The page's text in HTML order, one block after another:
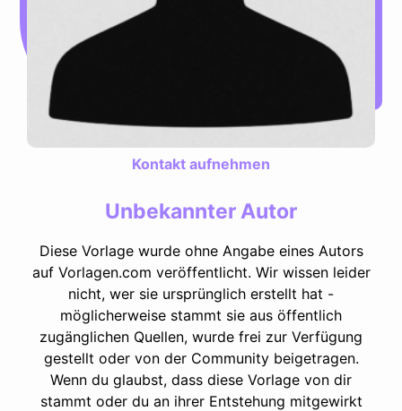
Kontakt aufnehmen
Unbekannter Autor
Diese Vorlage wurde ohne Angabe eines Autors
auf Vorlagen.com veröffentlicht. Wir wissen leider
nicht, wer sie ursprünglich erstellt hat -
möglicherweise stammt sie aus öffentlich
zugänglichen Quellen, wurde frei zur Verfügung
gestellt oder von der Community beigetragen.
Wenn du glaubst, dass diese Vorlage von dir
stammt oder du an ihrer Entstehung mitgewirkt